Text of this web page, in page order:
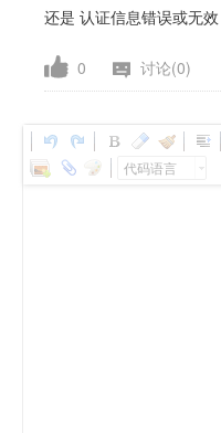
还是 认证信息错误或无效
0 讨论(0)
代码语言